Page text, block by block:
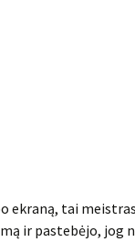
ekraną, tai
ir pastebėjo, jog